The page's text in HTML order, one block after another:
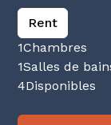
Rent
1Chambres
1Salles de
4Disponibles